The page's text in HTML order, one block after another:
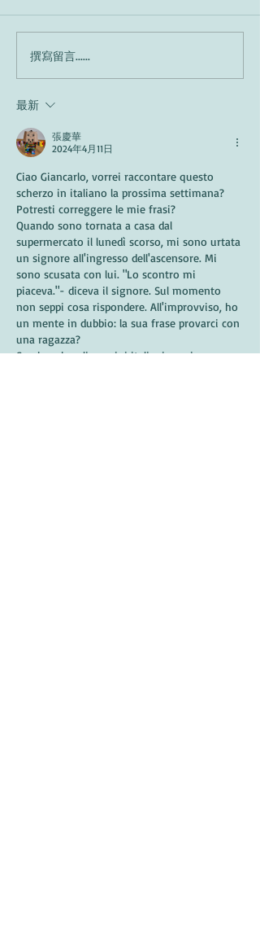
Come hai imparato
l'inglese?
撰寫留言......
最新
張慶華
2024年4月11日
Ciao Giancarlo, vorrei raccontare questo
scherzo in italiano la prossima settimana?
Potresti correggere le mie frasi?
Quando sono tornata a casa dal
supermercato il lunedì scorso, mi sono urtata
un signore all'ingresso dell'ascensore. Mi
sono scusata con lui. "Lo scontro mi
piaceva."- diceva il signore. Sul momento
non seppi cosa rispondere. All'improvviso, ho
un mente in dubbio: la sua frase provarci con
una ragazza?
Sembra che gli uomini italiani sappia